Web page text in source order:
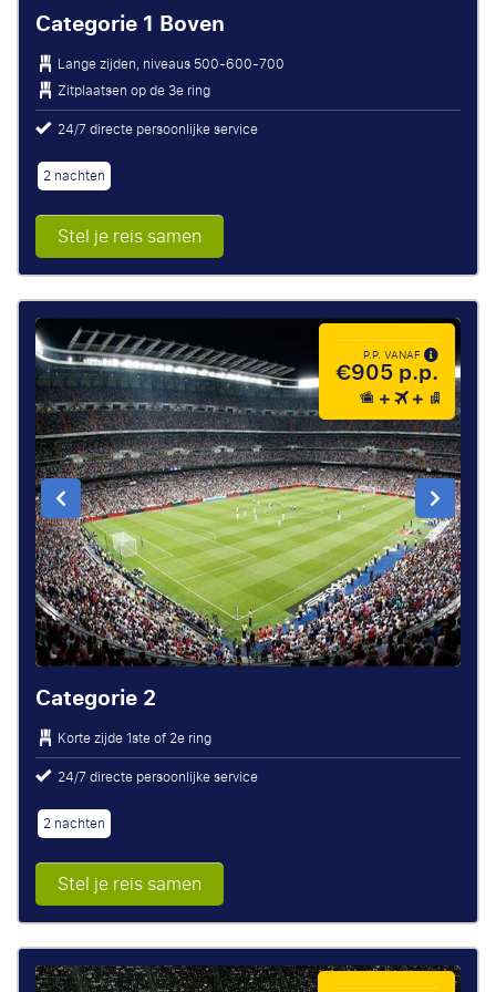
Categorie 1 Boven
Lange zijden, niveaus 500-600-700
Zitplaatsen op de 3e ring
24/7 directe persoonlijke service
2 nachten
Stel je reis samen
P.P. VANAF
€905 p.p.
Categorie 2
Korte zijde 1ste of 2e ring
24/7 directe persoonlijke service
2 nachten
Stel je reis samen